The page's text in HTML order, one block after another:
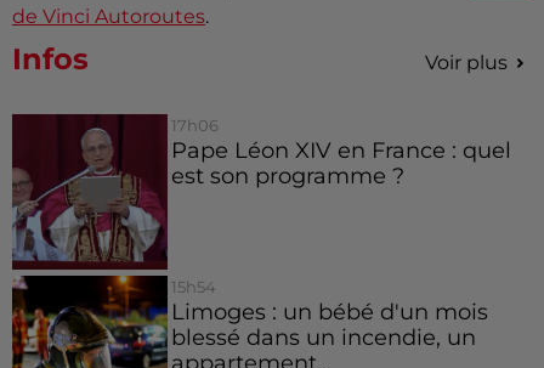
de Vinci Autoroutes.
Infos Voir plus
17h06
Pape Léon XIV en France : quel
est son programme ?
15h54
Limoges : un bébé d'un mois
blessé dans un incendie, un